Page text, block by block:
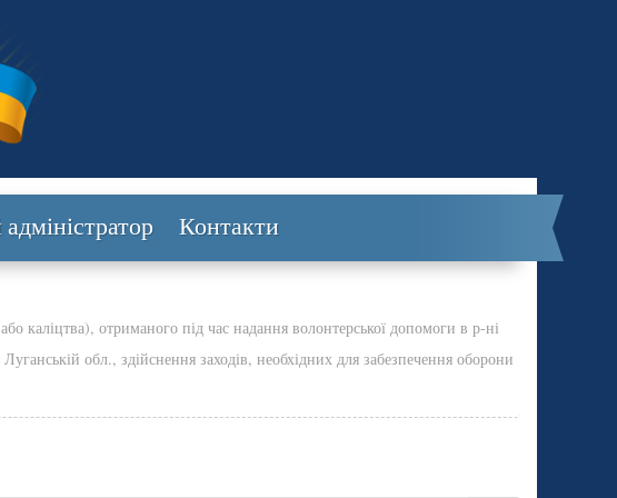
Контакти
каліцтва), отриманого під час надання волонтерської допомоги в р-ні
обл., здійснення заходів, необхідних для забезпечення оборони